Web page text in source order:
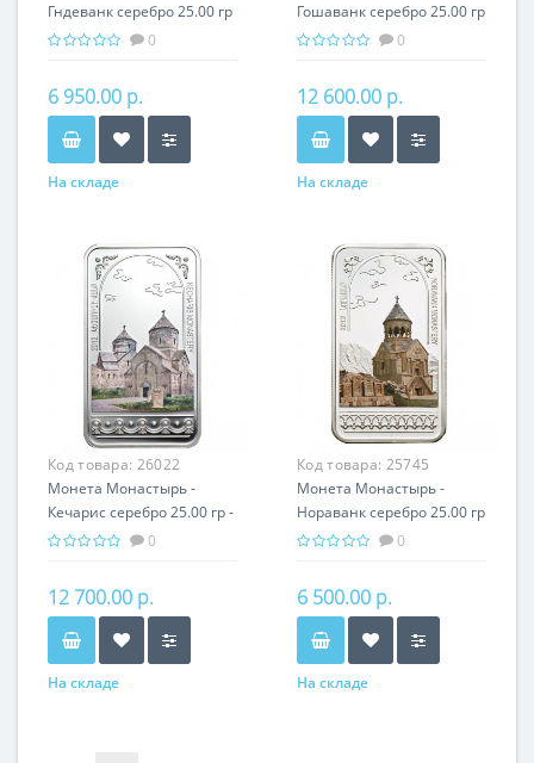
Гндеванк серебро 25.00 гр
- православный подарок
0
6 950.00 р.
На складе
Гошаванк серебро 25.00 гр
- православный подарок
0
12 600.00 р.
На складе
Код товара: 26022
Монета Монастырь -
Кечарис серебро 25.00 гр -
православный подарок
0
12 700.00 р.
На складе
Код товара: 25745
Монета Монастырь -
Нораванк серебро 25.00 гр
- православный подарок
0
6 500.00 р.
На складе